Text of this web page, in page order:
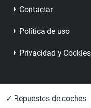
Contactar
Política de uso
Privacidad y Cookies
✓ Repuestos de coches